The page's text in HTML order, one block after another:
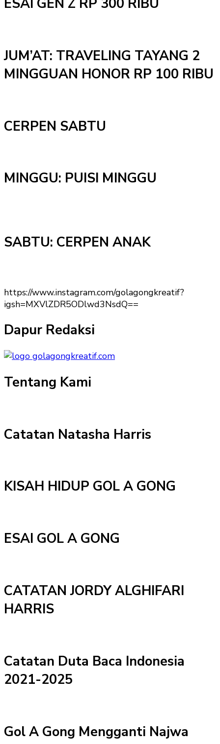
ESAI GEN Z RP 300 RIBU
JUM’AT: TRAVELING TAYANG 2
MINGGUAN HONOR RP 100 RIBU
CERPEN SABTU
MINGGU: PUISI MINGGU
SABTU: CERPEN ANAK
https://www.instagram.com/golagongkreatif?
igsh=MXVlZDR5ODlwd3NsdQ==
Dapur Redaksi
Tentang Kami
Catatan Natasha Harris
KISAH HIDUP GOL A GONG
ESAI GOL A GONG
CATATAN JORDY ALGHIFARI
HARRIS
Catatan Duta Baca Indonesia
2021-2025
Gol A Gong Mengganti Najwa